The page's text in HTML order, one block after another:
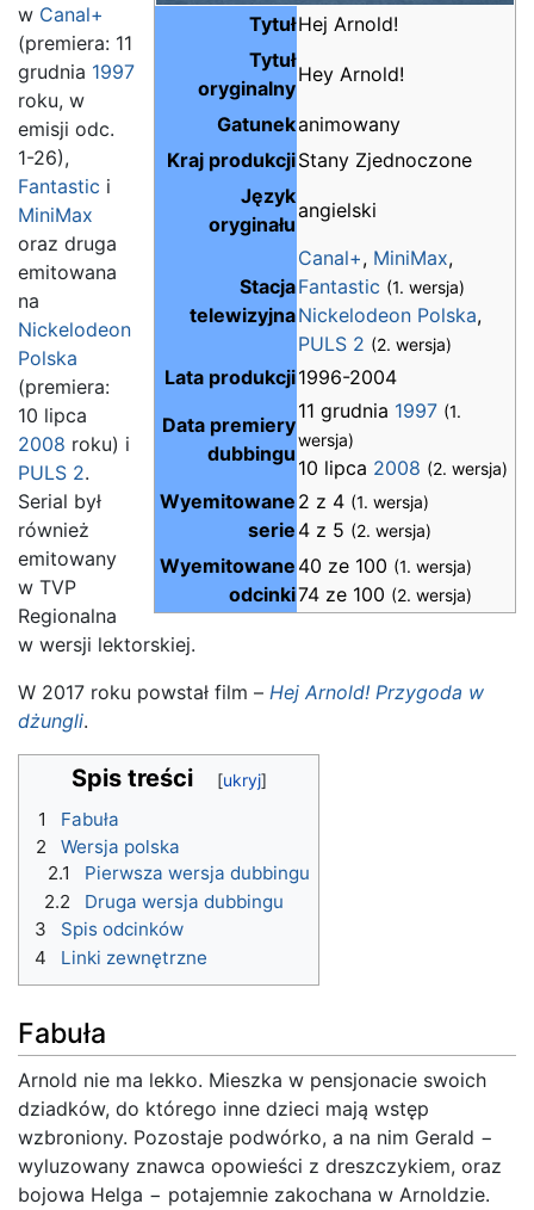
TytułHej Arnold!
Tytuł
oryginalny
Hey Arnold!
Gatunekanimowany
Kraj produkcjiStany Zjednoczone
Język
oryginału
angielski
Stacja
telewizyjna
Canal+, MiniMax,
Fantastic (1. wersja)
Nickelodeon Polska,
PULS 2 (2. wersja)
Lata produkcji1996-2004
Data premiery
dubbingu
11 grudnia 1997 (1.
wersja)
10 lipca 2008 (2. wersja)
Wyemitowane
serie
2 z 4 (1. wersja)
4 z 5 (2. wersja)
Wyemitowane
odcinki
40 ze 100 (1. wersja)
74 ze 100 (2. wersja)
w Canal+
(premiera: 11
grudnia 1997
roku, w
emisji odc.
1-26),
Fantastic i
MiniMax
oraz druga
emitowana
na
Nickelodeon
Polska
(premiera:
10 lipca
2008 roku) i
PULS 2.
Serial był
również
emitowany
w TVP
Regionalna
w wersji lektorskiej.
W 2017 roku powstał film – Hej Arnold! Przygoda w
dżungli.
Spis treści
1
Fabuła
2
Wersja polska
2.1
Pierwsza wersja dubbingu
2.2
Druga wersja dubbingu
3
Spis odcinków
4
Linki zewnętrzne
Fabuła
Arnold nie ma lekko. Mieszka w pensjonacie swoich
dziadków, do którego inne dzieci mają wstęp
wzbroniony. Pozostaje podwórko, a na nim Gerald −
wyluzowany znawca opowieści z dreszczykiem, oraz
bojowa Helga − potajemnie zakochana w Arnoldzie.